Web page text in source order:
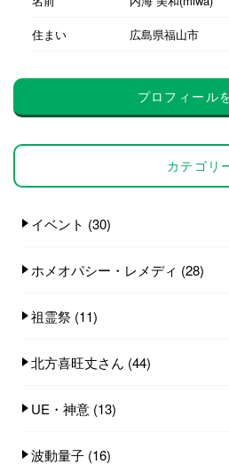
住まい
広島県福山市
プロフィール
カテゴリ
イベント (30)
ホメオパシー・レメディ (28)
祖霊祭 (11)
北方喜旺丈さん (44)
UE・神意 (13)
波動量子 (16)